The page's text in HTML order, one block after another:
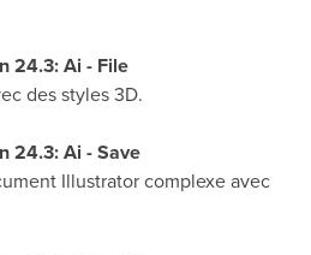
24.3: Ai - File
des styles 3D.
24.3: Ai - Save
Illustrator complexe avec